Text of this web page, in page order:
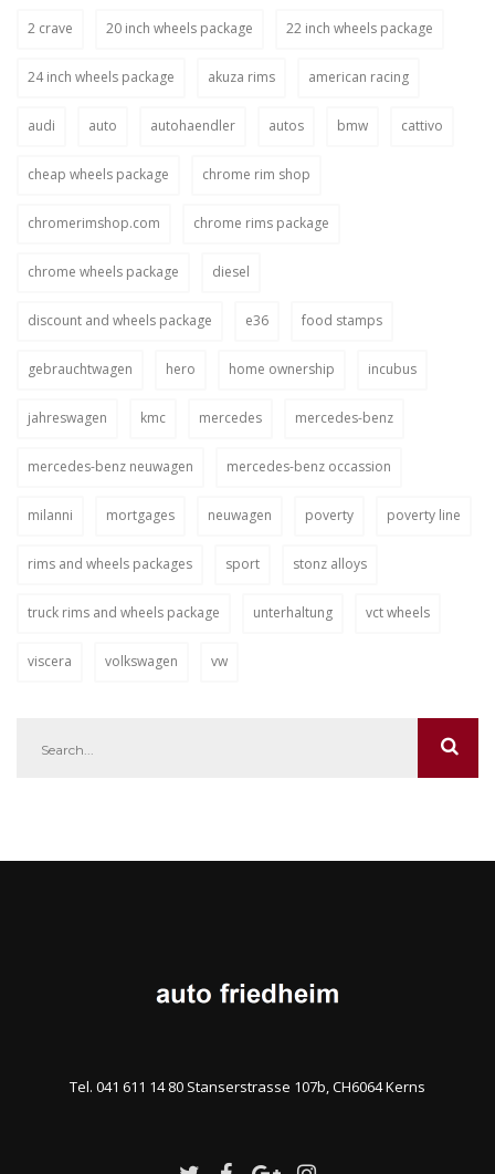
2 crave 20 inch wheels package 22 inch wheels package
24 inch wheels package akuza rims american racing
audi auto autohaendler autos bmw cattivo
cheap wheels package chrome rim shop
chromerimshop.com chrome rims package
chrome wheels package diesel
discount and wheels package e36 food stamps
gebrauchtwagen hero home ownership incubus
jahreswagen kmc mercedes mercedes-benz
mercedes-benz neuwagen mercedes-benz occassion
milanni mortgages neuwagen poverty poverty line
rims and wheels packages sport stonz alloys
truck rims and wheels package unterhaltung vct wheels
viscera volkswagen vw
Tel. 041 611 14 80 Stanserstrasse 107b, CH6064 Kerns